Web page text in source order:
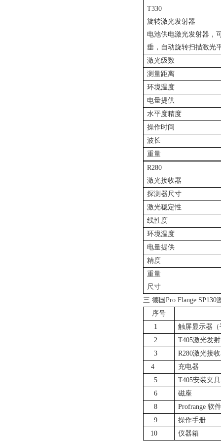
T330
旋转激光发射器
电池供电激光发射器，
垂，自动旋转扫描激光
激光级数
测量距离
环境温度
电量提供
水平度精度
操作时间
波长
重量
R280
激光接收器
探测器尺寸
激光稳定性
线性度
环境温度
电量提供
精度
重量
尺寸
三.德国Pro Flange
序号
1
触屏显示器
2
T405激光发
3
R280激光接
4
充电器
5
T405安装夹具
6
磁座
8
Profrange 软件
9
操作手册
10
仪器箱